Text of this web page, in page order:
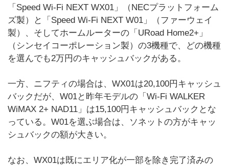
「Speed Wi-Fi NEXT WX01」（NECプラットフォーム
ズ製）と「Speed Wi-Fi NEXT W01」（ファーウェイ
製）、そしてホームルーターの「URoad Home2+」
（シンセイコーポレーション製）の3機種で、どの機種
を選んでも2万円のキャッシュバックがある。
一方、ニフティの場合は、WX01は20,100円キャッシュ
バックだが、W01と昨年モデルの「Wi-Fi WALKER
WiMAX 2+ NAD11」は15,100円キャッシュバックとな
っている。W01を選ぶ場合は、ソネットの方がキャッ
シュバックの額が大きい。
なお、WX01は既にエリア化が一部を除き完了済みの